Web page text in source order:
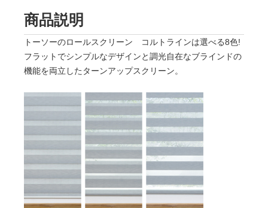
商品説明
トーソーのロールスクリーン コルトラインは選べる8色!
フラットでシンプルなデザインと調光自在なブラインドの
機能を両立したターンアップスクリーン。